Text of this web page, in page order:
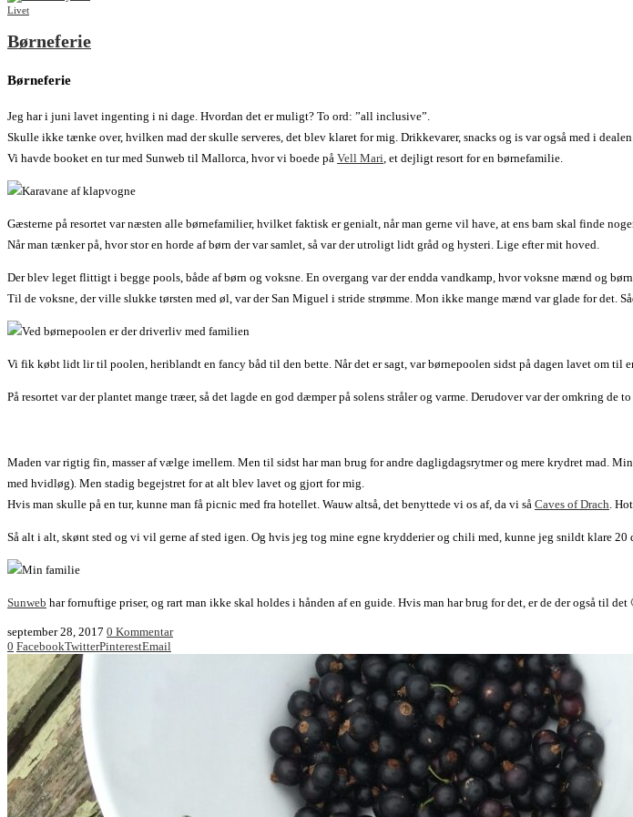
Livet
Børneferie
Børneferie
Jeg har i juni lavet ingenting i ni dage. Hvordan det er muligt? To ord: ”all inclusive”.
Skulle ikke tænke over, hvilken mad der skulle serveres, det blev klaret for mig. Drikkevarer, snacks og is var også med i
Vi havde booket en tur med Sunweb til Mallorca, hvor vi boede på Vell Mari , et dejligt resort for en børnefamilie.
Gæsterne på resortet var næsten alle børnefamilier, hvilket faktisk er genialt, når man gerne vil have, at ens barn skal finde
Når man tænker på, hvor stor en horde af børn der var samlet, så var der utroligt lidt gråd og hysteri. Lige efter mit hoved.
Der blev leget flittigt i begge pools, både af børn og voksne. En overgang var der endda vandkamp, hvor voksne mænd og
Til de voksne, der ville slukke tørsten med øl, var der San Miguel i stride strømme. Mon ikke mange mænd var glade for det.
Vi fik købt lidt lir til poolen, heriblandt en fancy båd til den bette. Når det er sagt, var børnepoolen sidst på dagen lavet om til
På resortet var der plantet mange træer, så det lagde en god dæmper på solens stråler og varme. Derudover var der omkring de
Maden var rigtig fin, masser af vælge imellem. Men til sidst har man brug for andre dagligdagsrytmer og mere krydret mad.
med hvidløg). Men stadig begejstret for at alt blev lavet og gjort for mig.
Hvis man skulle på en tur, kunne man få picnic med fra hotellet. Wauw altså, det benyttede vi os af, da vi så Caves of Drach .
Så alt i alt, skønt sted og vi vil gerne af sted igen. Og hvis jeg tog mine egne krydderier og chili med, kunne jeg snildt klare 20
Sunweb har fornuftige priser, og rart man ikke skal holdes i hånden af en guide. Hvis man har brug for det, er de der også til det
september 28, 2017 0 Kommentar
0 FacebookTwitterPinterestEmail